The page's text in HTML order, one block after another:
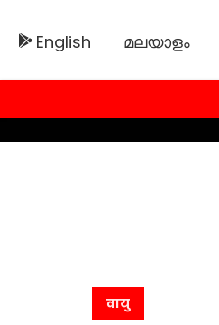
English മലയാളം
वायु